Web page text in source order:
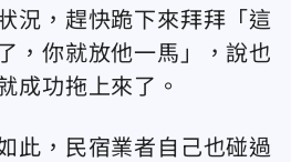
況，趕快跪下來拜拜「這
，你就放他一馬」，說也
成功拖上來了。
此，民宿業者自己也碰過